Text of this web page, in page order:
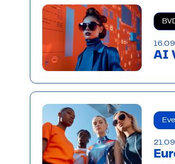
AI